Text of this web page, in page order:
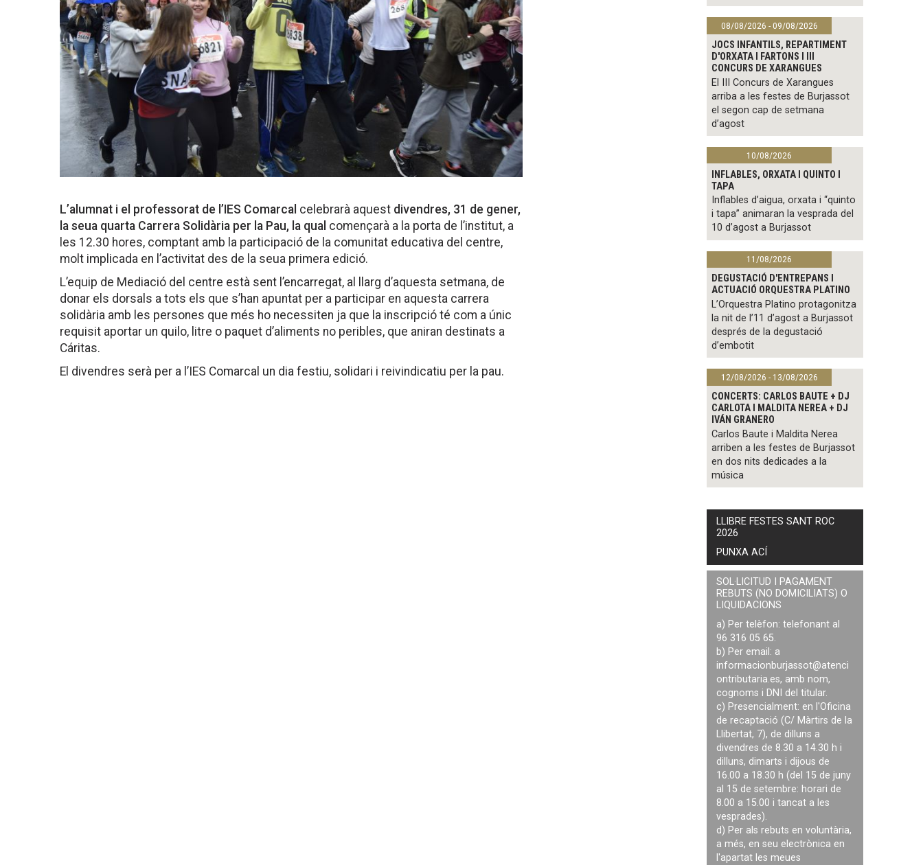
L’alumnat i el professorat de l’IES Comarcal celebrarà aquest divendres, 31 de gener,
la seua quarta Carrera Solidària per la Pau, la qual començarà a la porta de l’institut, a
les 12.30 hores, comptant amb la participació de la comunitat educativa del centre,
molt implicada en l’activitat des de la seua primera edició.
L’equip de Mediació del centre està sent l’encarregat, al llarg d’aquesta setmana, de
donar els dorsals a tots els que s’han apuntat per a participar en aquesta carrera
solidària amb les persones que més ho necessiten ja que la inscripció té com a únic
requisit aportar un quilo, litre o paquet d’aliments no peribles, que aniran destinats a
Cáritas.
El divendres serà per a l’IES Comarcal un dia festiu, solidari i reivindicatiu per la pau.
08/08/2026 - 09/08/2026
JOCS INFANTILS, REPARTIMENT
D'ORXATA I FARTONS I III
CONCURS DE XARANGUES
El III Concurs de Xarangues
arriba a les festes de Burjassot
el segon cap de setmana
d’agost
10/08/2026
INFLABLES, ORXATA I QUINTO I
TAPA
Inflables d’aigua, orxata i “quinto
i tapa” animaran la vesprada del
10 d’agost a Burjassot
11/08/2026
DEGUSTACIÓ D'ENTREPANS I
ACTUACIÓ ORQUESTRA PLATINO
L’Orquestra Platino protagonitza
la nit de l’11 d’agost a Burjassot
després de la degustació
d’embotit
12/08/2026 - 13/08/2026
CONCERTS: CARLOS BAUTE + DJ
CARLOTA I MALDITA NEREA + DJ
IVÁN GRANERO
Carlos Baute i Maldita Nerea
arriben a les festes de Burjassot
en dos nits dedicades a la
música
LLIBRE FESTES SANT ROC
2026
PUNXA ACÍ
SOL·LICITUD I PAGAMENT
REBUTS (NO DOMICILIATS) O
LIQUIDACIONS
a) Per telèfon: telefonant al
96 316 05 65.
b) Per email: a
informacionburjassot@atenci
ontributaria.es, amb nom,
cognoms i DNI del titular.
c) Presencialment: en l'Oficina
de recaptació (C/ Màrtirs de la
Llibertat, 7), de dilluns a
divendres de 8.30 a 14.30 h i
dilluns, dimarts i dijous de
16.00 a 18.30 h (del 15 de juny
al 15 de setembre: horari de
8.00 a 15.00 i tancat a les
vesprades).
d) Per als rebuts en voluntària,
a més, en seu electrònica en
l'apartat les meues